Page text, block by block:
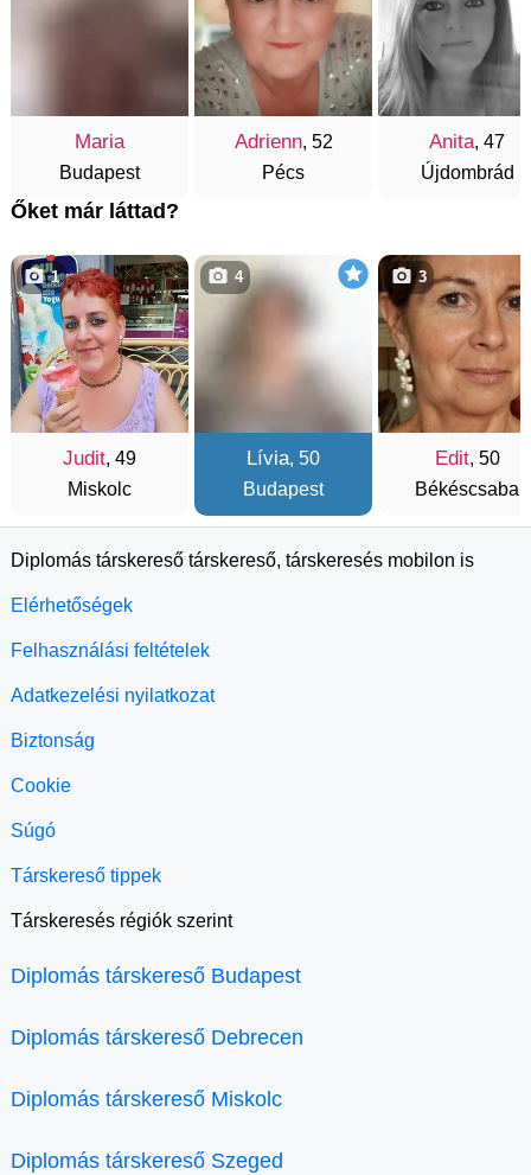
Maria
Budapest
Adrienn, 52
Pécs
Anita, 47
Újdombrád
Őket már láttad?
Judit, 49
Miskolc
1
Lívia, 50
Budapest
4
Edit, 50
Békéscsaba
3
Diplomás társkereső társkereső, társkeresés mobilon is
Elérhetőségek
Felhasználási feltételek
Adatkezelési nyilatkozat
Biztonság
Cookie
Súgó
Társkereső tippek
Társkeresés régiók szerint
Diplomás társkereső Budapest
Diplomás társkereső Debrecen
Diplomás társkereső Miskolc
Diplomás társkereső Szeged